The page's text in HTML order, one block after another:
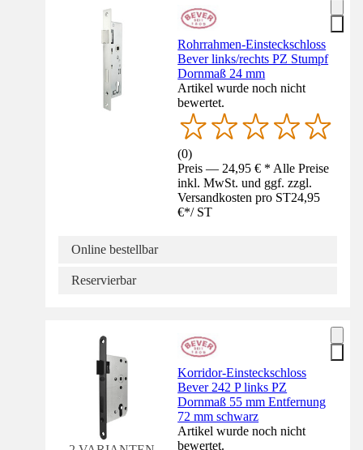
Rohrrahmen-Einsteckschloss
Bever links/rechts PZ Stumpf
Dornmaß 24 mm
Artikel wurde noch nicht
bewertet.
(0)
Preis — 24,95 € * Alle Preise
inkl. MwSt. und ggf. zzgl.
Versandkosten pro ST24,95
€*/ ST
Online bestellbar
Reservierbar
Korridor-Einsteckschloss
Bever 242 P links PZ
Dornmaß 55 mm Entfernung
72 mm schwarz
Artikel wurde noch nicht
bewertet.